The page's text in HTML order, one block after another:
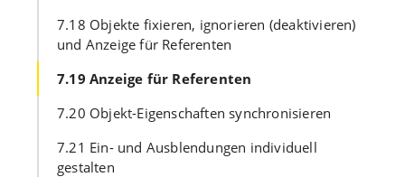
7.18 Objekte fixieren, ignorieren (deaktivieren)
und Anzeige für Referenten
7.19 Anzeige für Referenten
7.20 Objekt-Eigenschaften synchronisieren
7.21 Ein- und Ausblendungen individuell
gestalten